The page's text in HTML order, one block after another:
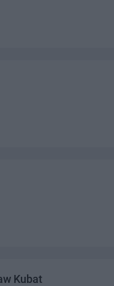
Kubat